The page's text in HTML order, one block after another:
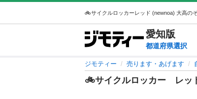
愛知版
都道府県選択
ジモティー 売ります・あげます
🚲サイクルロッカー レッ